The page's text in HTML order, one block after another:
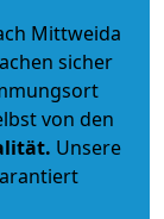
Mittweida
sicher
von den
. Unsere